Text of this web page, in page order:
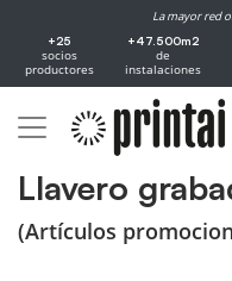
La mayor red
+25
socios
productores
+47.500m2
de
instalaciones
Llavero
(Artículos